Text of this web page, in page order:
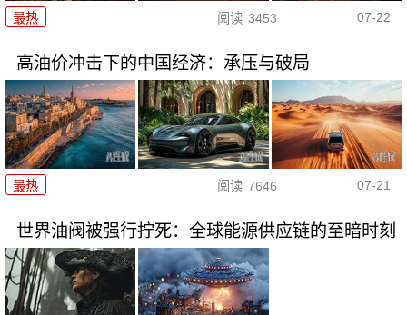
最热 阅读 3453 07-22
高油价冲击下的中国经济：承压与破局
最热 阅读 7646 07-21
世界油阀被强行拧死：全球能源供应链的至暗时刻